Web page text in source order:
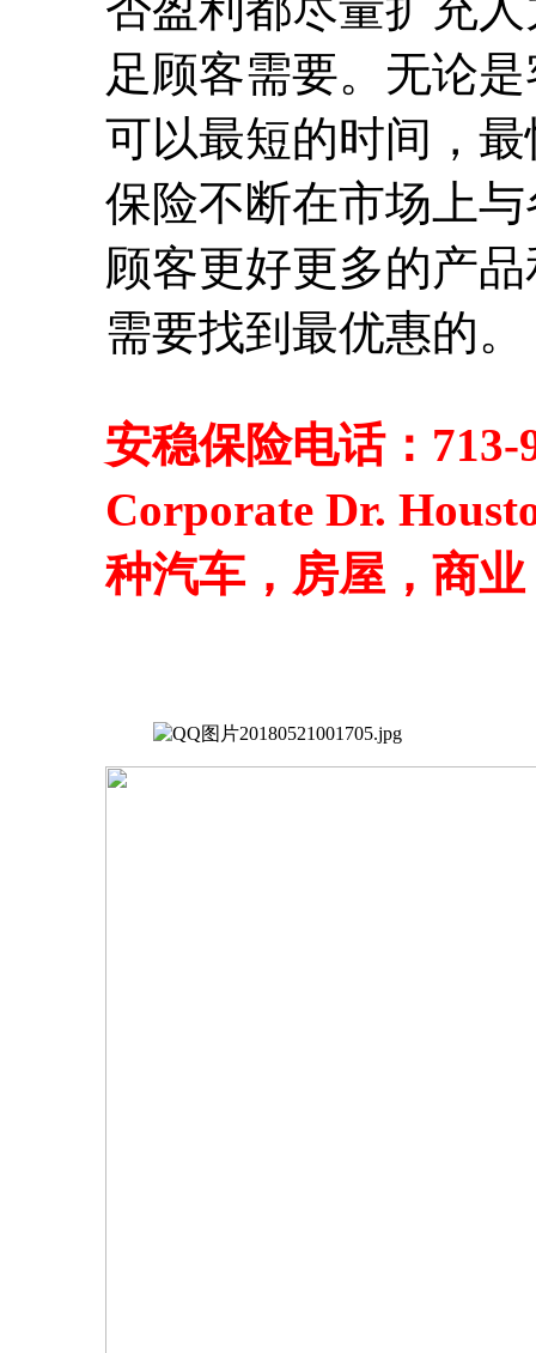
足顾客需要。无论
可以最短的时间，
保险不断在市场上
顾客更好更多的产
需要找到最优惠的。
安稳保险电话：713-
Corporate Dr.
种汽车，房屋，商